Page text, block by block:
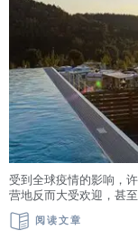
受到全球疫情的影响，
营地反而大受欢迎，甚至
阅读文章